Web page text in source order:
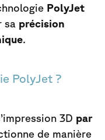
PolyJet
sa précision
.
PolyJet ?
3D par
de manière